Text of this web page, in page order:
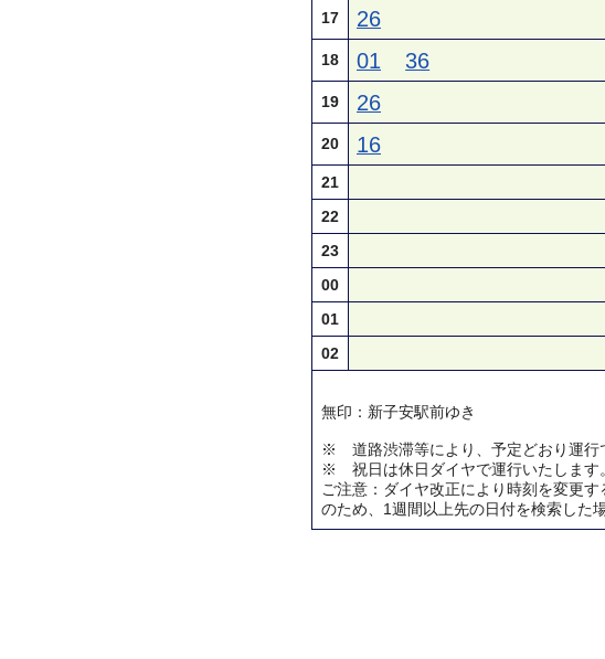
17 26
18 01 36
19 26
20 16
21
22
23
00
01
02
無印：新子安駅前ゆき
※ 道路渋滞等により、予定どおり運行
※ 祝日は休日ダイヤで運行いたします。
ご注意：ダイヤ改正により時刻を変更
のため、1週間以上先の日付を検索した